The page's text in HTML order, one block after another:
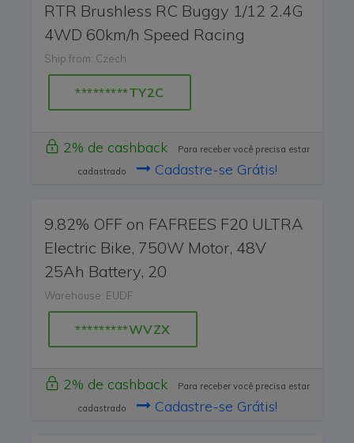
RTR Brushless RC Buggy 1/12 2.4G
4WD 60km/h Speed Racing
Ship from: Czech
*********TY2C
2% de cashback
Para receber você precisa estar
cadastrado
Cadastre-se Grátis!
9.82% OFF on FAFREES F20 ULTRA
Electric Bike, 750W Motor, 48V
25Ah Battery, 20
Warehouse: EUDF
*********WVZX
2% de cashback
Para receber você precisa estar
cadastrado
Cadastre-se Grátis!